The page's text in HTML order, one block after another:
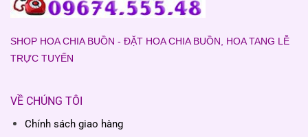
SHOP HOA CHIA BUỒN - ĐẶT HOA CHIA BUỒN, HOA TANG LỄ
TRỰC TUYẾN
VỀ CHÚNG TÔI
Chính sách giao hàng